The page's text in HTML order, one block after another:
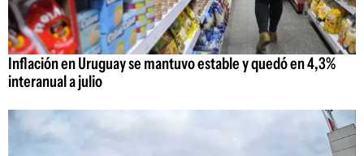
Inflación en Uruguay se mantuvo estable y quedó en 4,3%
interanual a julio